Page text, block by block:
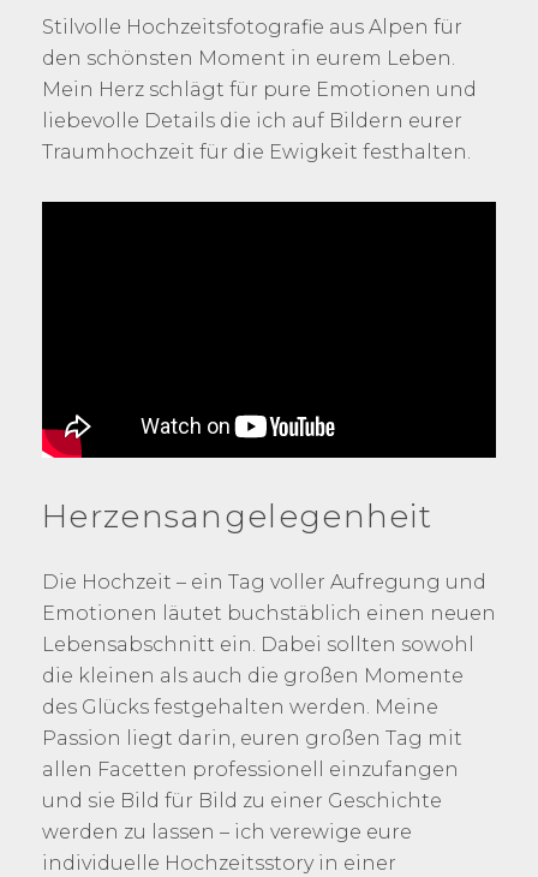
Stilvolle Hochzeitsfotografie aus Alpen für
den schönsten Moment in eurem Leben.
Mein Herz schlägt für pure Emotionen und
liebevolle Details die ich auf Bildern eurer
Traumhochzeit für die Ewigkeit festhalten.
Herzensangelegenheit
Die Hochzeit – ein Tag voller Aufregung und
Emotionen läutet buchstäblich einen neuen
Lebensabschnitt ein. Dabei sollten sowohl
die kleinen als auch die großen Momente
des Glücks festgehalten werden. Meine
Passion liegt darin, euren großen Tag mit
allen Facetten professionell einzufangen
und sie Bild für Bild zu einer Geschichte
werden zu lassen – ich verewige eure
individuelle Hochzeitsstory in einer